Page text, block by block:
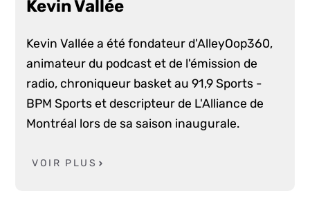
Kevin Vallée
Kevin Vallée a été fondateur d'AlleyOop360,
animateur du podcast et de l'émission de
radio, chroniqueur basket au 91,9 Sports -
BPM Sports et descripteur de L'Alliance de
Montréal lors de sa saison inaugurale.
VOIR PLUS